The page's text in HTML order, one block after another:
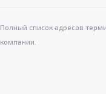
Полный список адресов
компании.